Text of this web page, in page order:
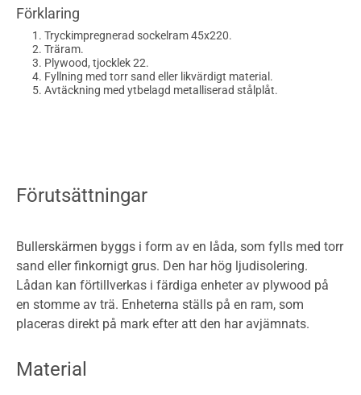
Förklaring
Tryckimpregnerad sockelram 45x220.
Träram.
Plywood, tjocklek 22.
Fyllning med torr sand eller likvärdigt material.
Avtäckning med ytbelagd metalliserad stålplåt.
Förutsättningar
Bullerskärmen byggs i form av en låda, som fylls med torr
sand eller finkornigt grus. Den har hög ljudisolering.
Lådan kan förtillverkas i färdiga enheter av plywood på
en stomme av trä. Enheterna ställs på en ram, som
placeras direkt på mark efter att den har avjämnats.
Material